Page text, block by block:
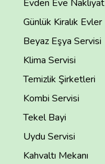
Evden Eve Nakliyat
Günlük Kiralık Evler
Beyaz Eşya Servisi
Klima Servisi
Temizlik Şirketleri
Kombi Servisi
Tekel Bayi
Uydu Servisi
Kahvaltı Mekanı